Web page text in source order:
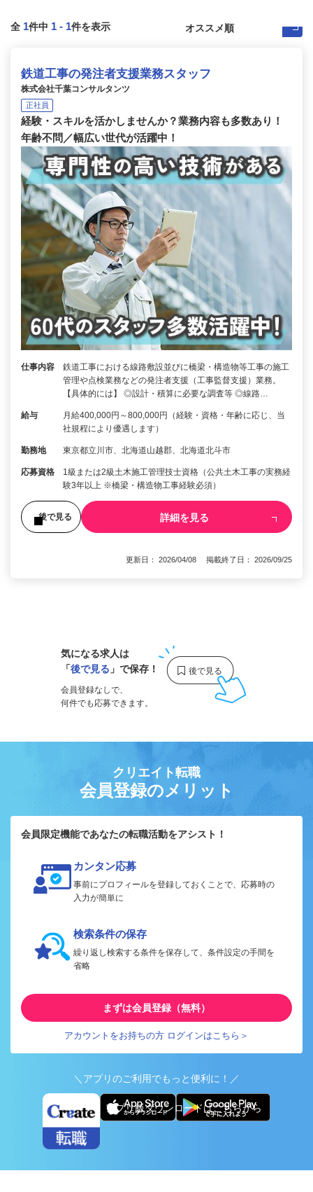
全 1件中 1 - 1件を表示
鉄道工事の発注者支援業務スタッフ
株式会社千葉コンサルタンツ
正社員
経験・スキルを活かしませんか？業務内容も多数あり！
年齢不問／幅広い世代が活躍中！
仕事内容
鉄道工事における線路敷設並びに橋梁・構造物等工事の施工
管理や点検業務などの発注者支援（工事監督支援）業務。
【具体的には】 ◎設計・積算に必要な調査等 ◎線路…
給与
月給400,000円～800,000円（経験・資格・年齢に応じ、当
社規程により優遇します）
勤務地 東京都立川市、北海道山越郡、北海道北斗市
応募資格
1級または2級土木施工管理技士資格（公共土木工事の実務経
験3年以上 ※橋梁・構造物工事経験必須）
後で見る 詳細を見る
更新日： 2026/04/08 掲載終了日： 2026/09/25
気になる求人は
「後で見る 」で保存！
会員登録なしで、
何件でも応募できます。
クリエイト転職
会員登録のメリット
会員限定機能であなたの転職活動をアシスト！
カンタン応募
事前にプロフィールを登録しておくことで、応募時の
入力が簡単に
検索条件の保存
繰り返し検索する条件を保存して、条件設定の手間を
省略
まずは会員登録（無料）
アカウントをお持ちの方 ログインはこちら＞
＼アプリのご利用でもっと便利に！／
アプリ版ダウンロードはこちらから